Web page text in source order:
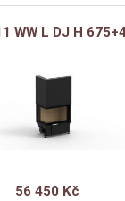
WW L DJ H
56 450 Kč